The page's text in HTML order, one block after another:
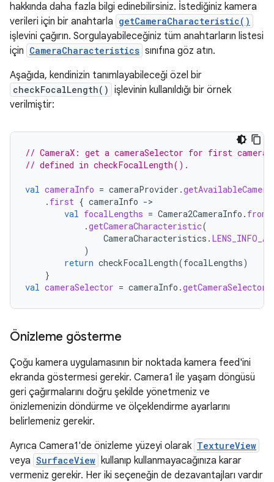
hakkında daha fazla bilgi edinebilirsiniz. İstediğiniz kamera
verileri için bir anahtarla getCameraCharacteristic()
işlevini çağırın. Sorgulayabileceğiniz tüm anahtarların listesi
için CameraCharacteristics sınıfına göz atın.
Aşağıda, kendinizin tanımlayabileceği özel bir
checkFocalLength() işlevinin kullanıldığı bir örnek
verilmiştir:
// CameraX: get a cameraSelector for first
// defined in checkFocalLength().
val cameraInfo = cameraProvider .
. first { cameraInfo ->
val focalLengths = Camera2CameraInfo . from
.getCameraCharacteristic(
CameraCharacteristics .
)
return checkFocalLength(focalLengths)
}
val cameraSelector = cameraInfo .getCameraSelector
Önizleme gösterme
Çoğu kamera uygulamasının bir noktada kamera feed'ini
ekranda göstermesi gerekir. Camera1 ile yaşam döngüsü
geri çağırmalarını doğru şekilde yönetmeniz ve
önizlemenizin döndürme ve ölçeklendirme ayarlarını
belirlemeniz gerekir.
Ayrıca Camera1'de önizleme yüzeyi olarak TextureView
veya SurfaceView kullanıp kullanmayacağınıza karar
vermeniz gerekir. Her iki seçeneğin de dezavantajları vardır